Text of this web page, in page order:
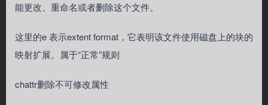
能更改、重命名或者删除这个文件。
这里的e 表示extent format，它表明该文件使用磁盘上的块的
映射扩展。属于“正常”规则
chattr删除不可修改属性